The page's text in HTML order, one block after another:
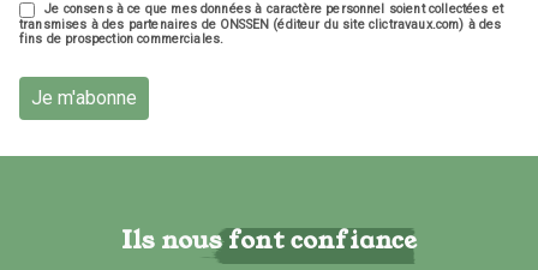
Je consens à ce que mes données à caractère personnel soient collectées et
transmises à des partenaires de ONSSEN (éditeur du site clictravaux.com) à des
fins de prospection commerciales.
Je m'abonne
Ils nous font confiance